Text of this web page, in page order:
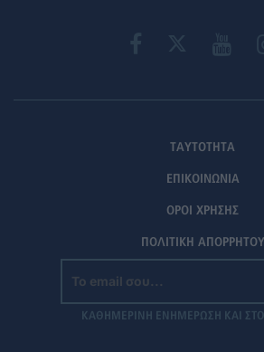
ΤΑΥΤΟΤΗΤΑ
ΕΠΙΚΟΙΝΩΝΙΑ
ΟΡΟΙ ΧΡΗΣΗΣ
ΠΟΛΙΤΙΚΗ ΑΠΟΡΡΗΤΟΥ
ΚΑΘΗΜΕΡΙΝΗ ΕΝΗΜΕΡΩΣΗ ΚΑΙ